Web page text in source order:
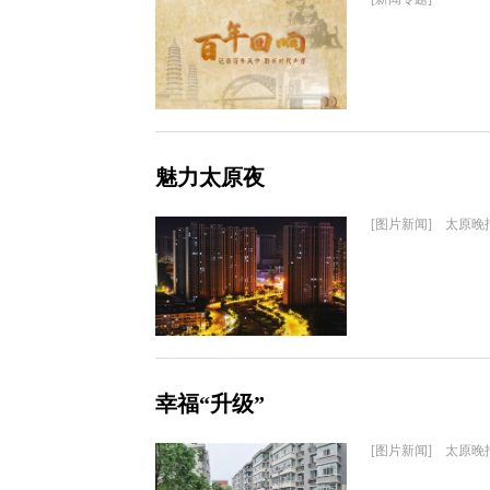
魅力太原夜
[图片新闻] 太原晚
幸福“升级”
[图片新闻] 太原晚